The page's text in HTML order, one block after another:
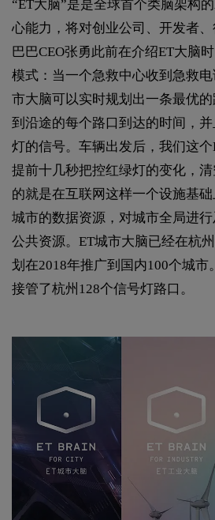
“ET大脑”是是全球首个类脑架构
心能力，将对创业公司、开发者
巴巴CEO张勇此前在介绍ET大脑
模式：当一个急救中心收到急救
市大脑可以实时规划出一条最优
到沿途的每个路口到达的时间，
灯的信号。车辆出发后，我们这个
提前十几秒把控红绿灯的变化，
的就是在互联网这样一个设施基
城市的数据资源，对城市全局进
公共资源。ET城市大脑已经在杭
划在2018年推广到国内100个城市
接管了杭州128个信号灯路口。